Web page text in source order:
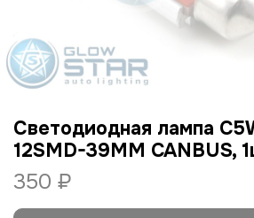
Светодиодная лампа
12SMD-39ММ CANBUS,
350 ₽